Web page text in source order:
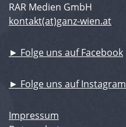
RAR Medien GmbH
kontakt(at)ganz-wien.at
► Folge uns auf Facebook
► Folge uns auf Instagram
Impressum